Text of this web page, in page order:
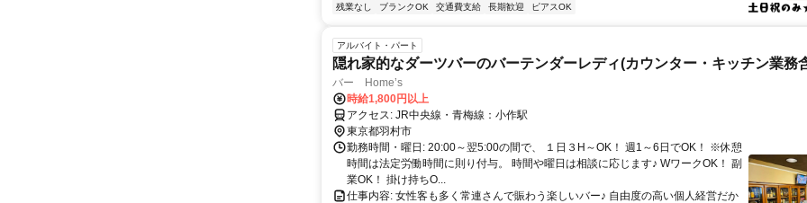
残業なし ブランクOK 交通費支給 長期歓迎 ピアスOK
アルバイト・パート
隠れ家的なダーツバーのバーテンダーレディ(カウンター・キッチン業務
バー Home’s
時給1,800円以上
アクセス: JR中央線・青梅線：小作駅
東京都羽村市
勤務時間・曜日: 20:00～翌5:00の間で、 １日３H～OK！ 週1～6日でOK！ ※休憩
時間は法定労働時間に則り付与。 時間や曜日は相談に応じます♪ WワークOK！ 副
業OK！ 掛け持ちO...
仕事内容: 女性客も多く常連さんで賑わう楽しいバー♪ 自由度の高い個人経営だか